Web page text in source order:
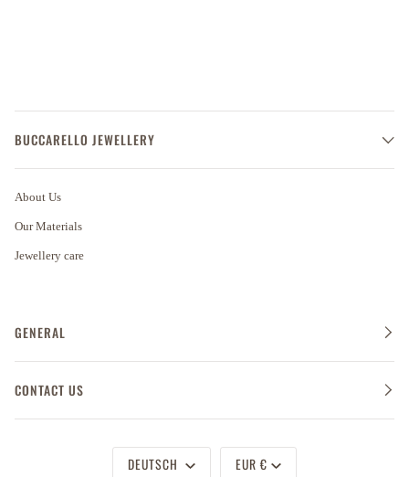
BUCCARELLO JEWELLERY
About Us
Our Materials
Jewellery care
GENERAL
CONTACT US
Sprache
DEUTSCH Währung
EUR €